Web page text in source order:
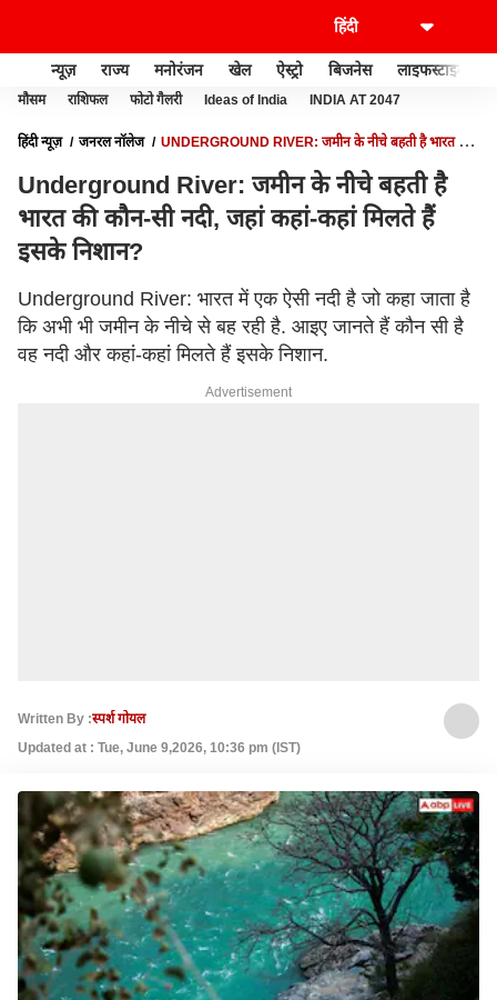
न्यूज़ राज्य मनोरंजन खेल ऐस्ट्रो बिजनेस लाइफस्टाइल
मौसम राशिफल फोटो गैलरी Ideas of India INDIA AT 2047
हिंदी न्यूज़ जनरल नॉलेज
UNDERGROUND RIVER: जमीन के नीचे बहती है भारत की
Underground River: जमीन के नीचे बहती है
भारत की कौन-सी नदी, जहां कहां-कहां मिलते हैं
इसके निशान?
Underground River: भारत में एक ऐसी नदी है जो कहा जाता है
कि अभी भी जमीन के नीचे से बह रही है. आइए जानते हैं कौन सी है
वह नदी और कहां-कहां मिलते हैं इसके निशान.
Advertisement
Written By :स्पर्श गोयल
Updated at : Tue, June 9,2026, 10:36 pm (IST)